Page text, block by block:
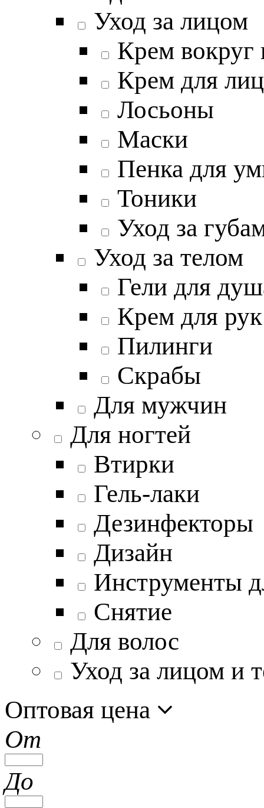
Уход за лицом
Крем вокруг
Крем для
Лосьоны
Маски
Пенка для
Тоники
Уход за
Уход за телом
Гели для
Крем для рук
Пилинги
Скрабы
Для мужчин
Для ногтей
Втирки
Гель-лаки
Дезинфекторы
Дизайн
Инструменты
Снятие
Для волос
Уход за лицом и
Оптовая цена
От
До